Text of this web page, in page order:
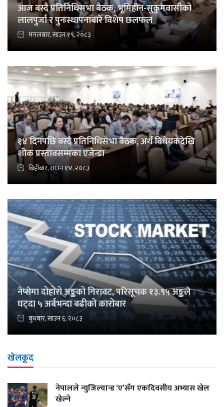
आज बस्दै प्रतिनिधिसभा बैठक, भूमिहीन-सुकुमवासीको
लालपुर्जा र पुनःस्थापनाबारे विशेष छलफल
मंगलबार, साउन १९, २०८३
१४ दिनपछि बस्दै प्रतिनिधिसभा बैठक, अर्थ विधेयकदेखि
शोक प्रस्तावसम्मका एजेन्डा
बिहीबार, साउन १४, २०८३
नेप्सेमा दोहोरो अङ्कको गिरावट, परिसूचक १३.९५ अङ्कले
घट्दा ५ अर्बभन्दा बढीको कारोबार
बुधबार, साउन ६, २०८३
खेलकूद
नेपालले न्युजिल्यान्ड ‘ए’सँग एकदिवसीय अभ्यास खेल
खेल्ने